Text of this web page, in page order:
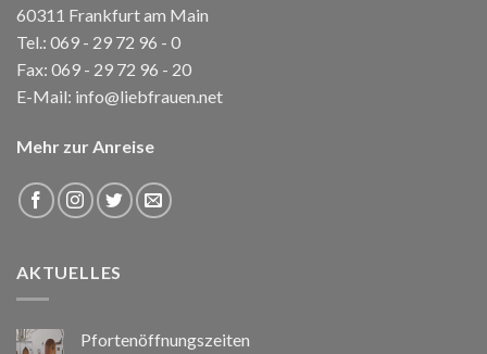
60311 Frankfurt am Main
Tel.: 069 - 29 72 96 - 0
Fax: 069 - 29 72 96 - 20
E-Mail: info@liebfrauen.net
Mehr zur Anreise
AKTUELLES
Pfortenöffnungszeiten